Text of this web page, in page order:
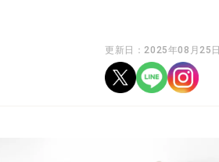
更新日：2025年08月25日